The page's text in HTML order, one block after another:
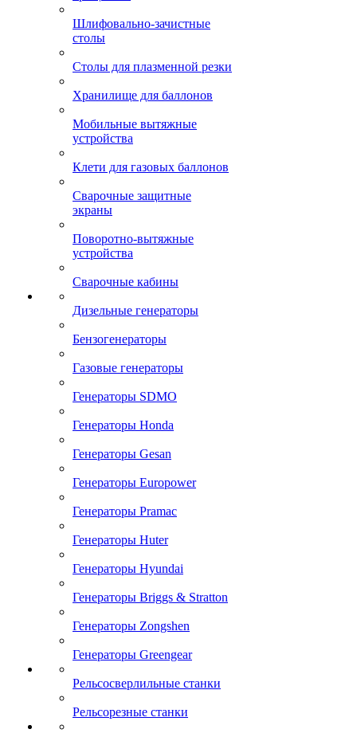
Шлифовально-зачистные
столы
Столы для плазменной резки
Хранилище для баллонов
Мобильные вытяжные
устройства
Клети для газовых баллонов
Сварочные защитные
экраны
Поворотно-вытяжные
устройства
Сварочные кабины
Дизельные генераторы
Бензогенераторы
Газовые генераторы
Генераторы SDMO
Генераторы Honda
Генераторы Gesan
Генераторы Europower
Генераторы Pramac
Генераторы Huter
Генераторы Hyundai
Генераторы Briggs & Stratton
Генераторы Zongshen
Генераторы Greengear
Рельсосверлильные станки
Рельсорезные станки